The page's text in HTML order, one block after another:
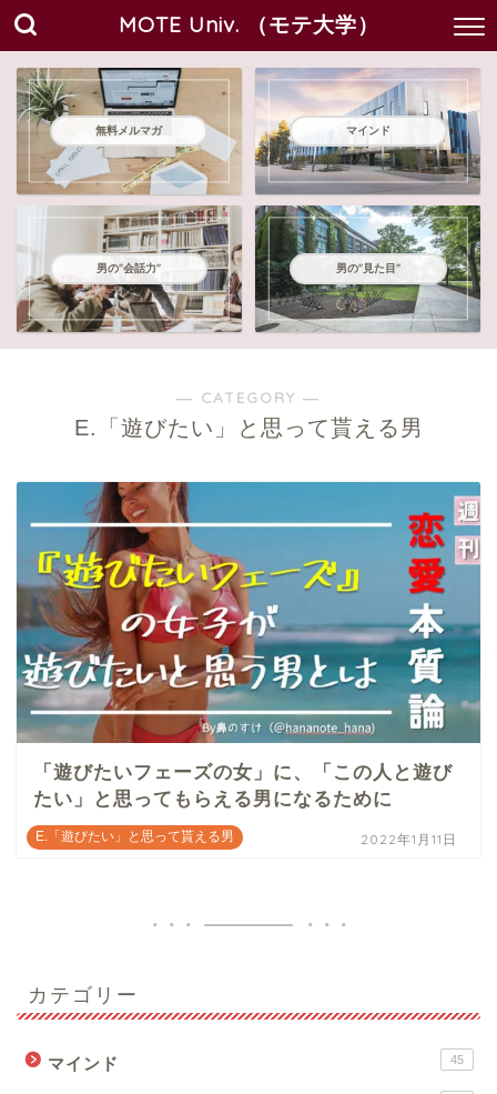
MOTE Univ. （モテ大学）
無料メルマガ マインド
男の"会話力" 男の"見た目"
― CATEGORY ―
E.「遊びたい」と思って貰える男
E.「遊びたい」と思って貰える男
「遊びたいフェーズの女」に、「この人と遊び
たい」と思ってもらえる男になるために
2022年1月11日
カテゴリー
マインド 45